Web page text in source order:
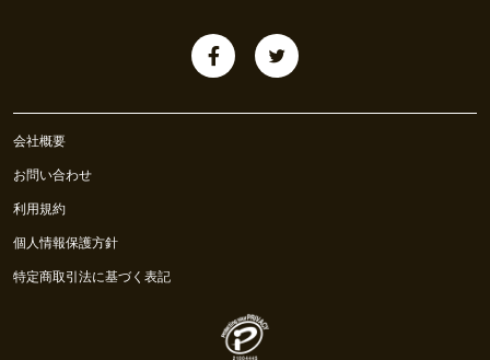
会社概要
お問い合わせ
利用規約
個人情報保護方針
特定商取引法に基づく表記